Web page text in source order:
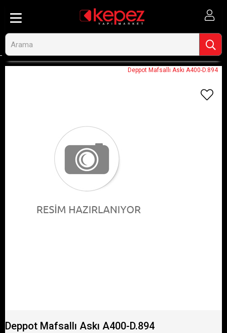
Deppot Mafsallı Askı A400-D.894
Deppot Mafsallı Askı A400-D.894